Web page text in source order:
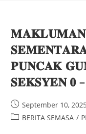
𝐌𝐀𝐊𝐋𝐔𝐌𝐀𝐍
𝐏𝐔𝐍𝐂𝐀𝐊
𝐒𝐄𝐊𝐒𝐘𝐄𝐍 𝟎
September 10,
BERITA SEMASA /